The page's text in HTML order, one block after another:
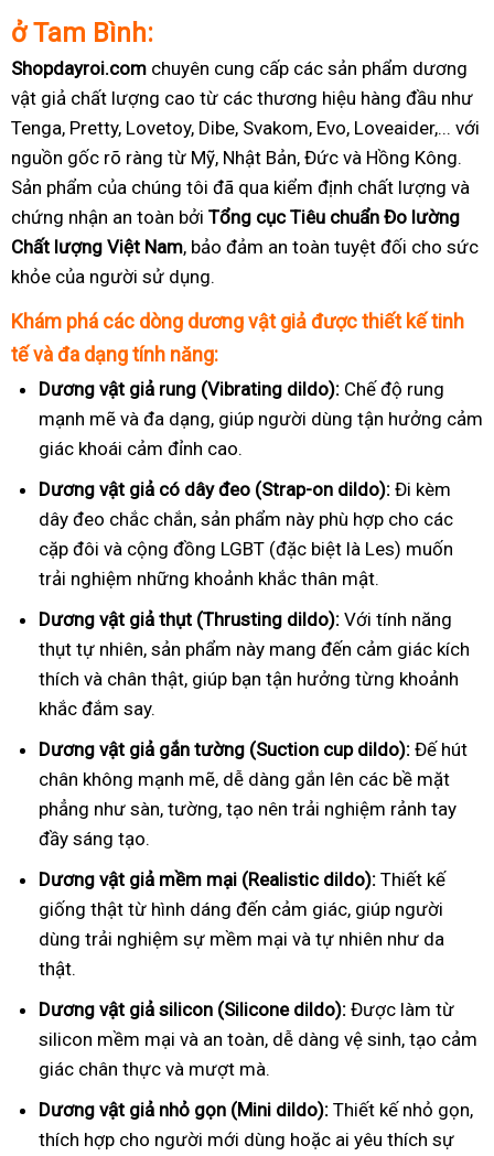
ở Tam Bình:
Shopdayroi.com chuyên cung cấp các sản phẩm dương
vật giả chất lượng cao từ các thương hiệu hàng đầu như
Tenga, Pretty, Lovetoy, Dibe, Svakom, Evo, Loveaider,... với
nguồn gốc rõ ràng từ Mỹ, Nhật Bản, Đức và Hồng Kông.
Sản phẩm của chúng tôi đã qua kiểm định chất lượng và
chứng nhận an toàn bởi Tổng cục Tiêu chuẩn Đo lường
Chất lượng Việt Nam, bảo đảm an toàn tuyệt đối cho sức
khỏe của người sử dụng.
Khám phá các dòng dương vật giả được thiết kế tinh
tế và đa dạng tính năng:
Dương vật giả rung (Vibrating dildo): Chế độ rung
mạnh mẽ và đa dạng, giúp người dùng tận hưởng cảm
giác khoái cảm đỉnh cao.
Dương vật giả có dây đeo (Strap-on dildo): Đi kèm
dây đeo chắc chắn, sản phẩm này phù hợp cho các
cặp đôi và cộng đồng LGBT (đặc biệt là Les) muốn
trải nghiệm những khoảnh khắc thân mật.
Dương vật giả thụt (Thrusting dildo): Với tính năng
thụt tự nhiên, sản phẩm này mang đến cảm giác kích
thích và chân thật, giúp bạn tận hưởng từng khoảnh
khắc đắm say.
Dương vật giả gắn tường (Suction cup dildo): Đế hút
chân không mạnh mẽ, dễ dàng gắn lên các bề mặt
phẳng như sàn, tường, tạo nên trải nghiệm rảnh tay
đầy sáng tạo.
Dương vật giả mềm mại (Realistic dildo): Thiết kế
giống thật từ hình dáng đến cảm giác, giúp người
dùng trải nghiệm sự mềm mại và tự nhiên như da
thật.
Dương vật giả silicon (Silicone dildo): Được làm từ
silicon mềm mại và an toàn, dễ dàng vệ sinh, tạo cảm
giác chân thực và mượt mà.
Dương vật giả nhỏ gọn (Mini dildo): Thiết kế nhỏ gọn,
thích hợp cho người mới dùng hoặc ai yêu thích sự